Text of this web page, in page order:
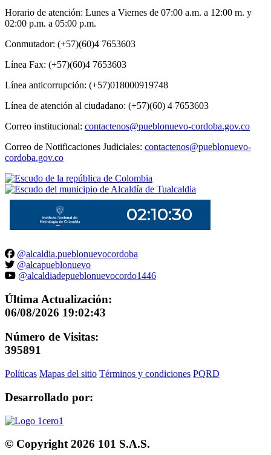
Horario de atención: Lunes a Viernes de 07:00 a.m. a 12:00 m. y
02:00 p.m. a 05:00 p.m.
Conmutador: (+57)(60)4 7653603
Línea Fax: (+57)(60)4 7653603
Línea anticorrupción: (+57)018000919748
Línea de atención al ciudadano: (+57)(60) 4 7653603
Correo institucional: contactenos@pueblonuevo-cordoba.gov.co
Correo de Notificaciones Judiciales: contactenos@pueblonuevo-
cordoba.gov.co
@alcaldia.pueblonuevocordoba
@alcapueblonuevo
@alcaldiadepueblonuevocordo1446
Última Actualización:
06/08/2026 19:02:43
Número de Visitas:
395891
Políticas Mapas del sitio Términos y condiciones PQRD
Desarrollado por:
© Copyright2026 101 S.A.S.